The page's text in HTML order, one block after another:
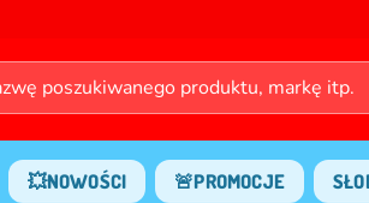
💥NOWOŚCI 🚨PROMOCJE